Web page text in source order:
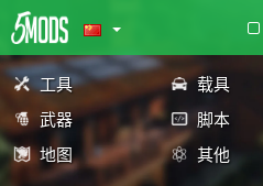
工具 载具
武器
脚本
地图
其他